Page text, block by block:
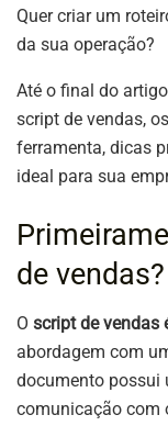
Quer criar um
da sua operação?
Até o final do
script de vendas,
ferramenta, dicas
ideal para sua
de vendas?
O script de vendas
abordagem com
documento possui
comunicação com